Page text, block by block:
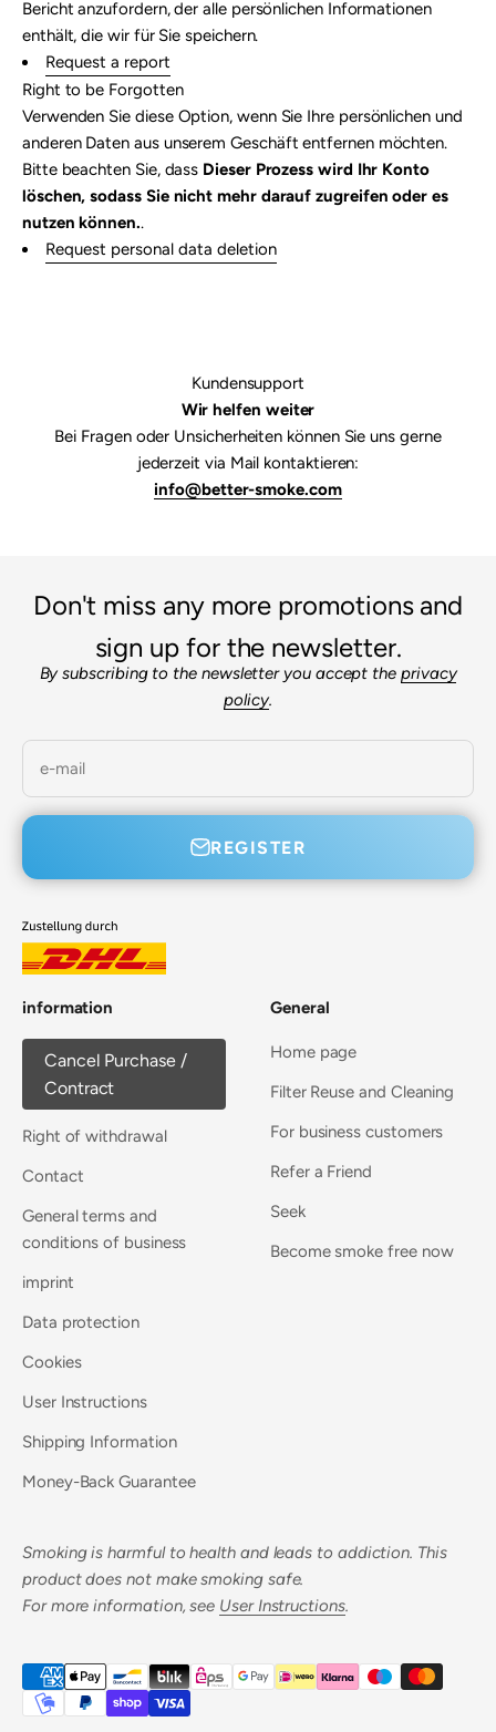
Bericht anzufordern, der alle persönlichen Informationen
enthält, die wir für Sie speichern.
Request a report
Right to be Forgotten
Verwenden Sie diese Option, wenn Sie Ihre persönlichen und
anderen Daten aus unserem Geschäft entfernen möchten.
Bitte beachten Sie, dass Dieser Prozess wird Ihr Konto
löschen, sodass Sie nicht mehr darauf zugreifen oder es
nutzen können..
Request personal data deletion
Kundensupport
Wir helfen weiter
Bei Fragen oder Unsicherheiten können Sie uns gerne
jederzeit via Mail kontaktieren:
info@better-smoke.com
Don't miss any more promotions and
sign up for the newsletter.
By subscribing to the newsletter you accept the privacy
policy.
e-mail
REGISTER
information
Cancel Purchase /
Contract
Right of withdrawal
Contact
General terms and
conditions of business
imprint
Data protection
Cookies
User Instructions
Shipping Information
Money-Back Guarantee
General
Home page
Filter Reuse and Cleaning
For business customers
Refer a Friend
Seek
Become smoke free now
Smoking is harmful to health and leads to addiction. This
product does not make smoking safe.
For more information, see User Instructions.